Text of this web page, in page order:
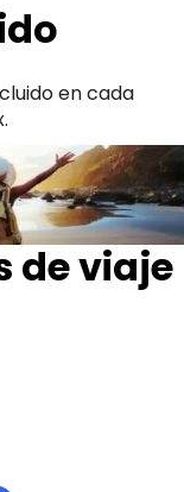
en cada
de viaje